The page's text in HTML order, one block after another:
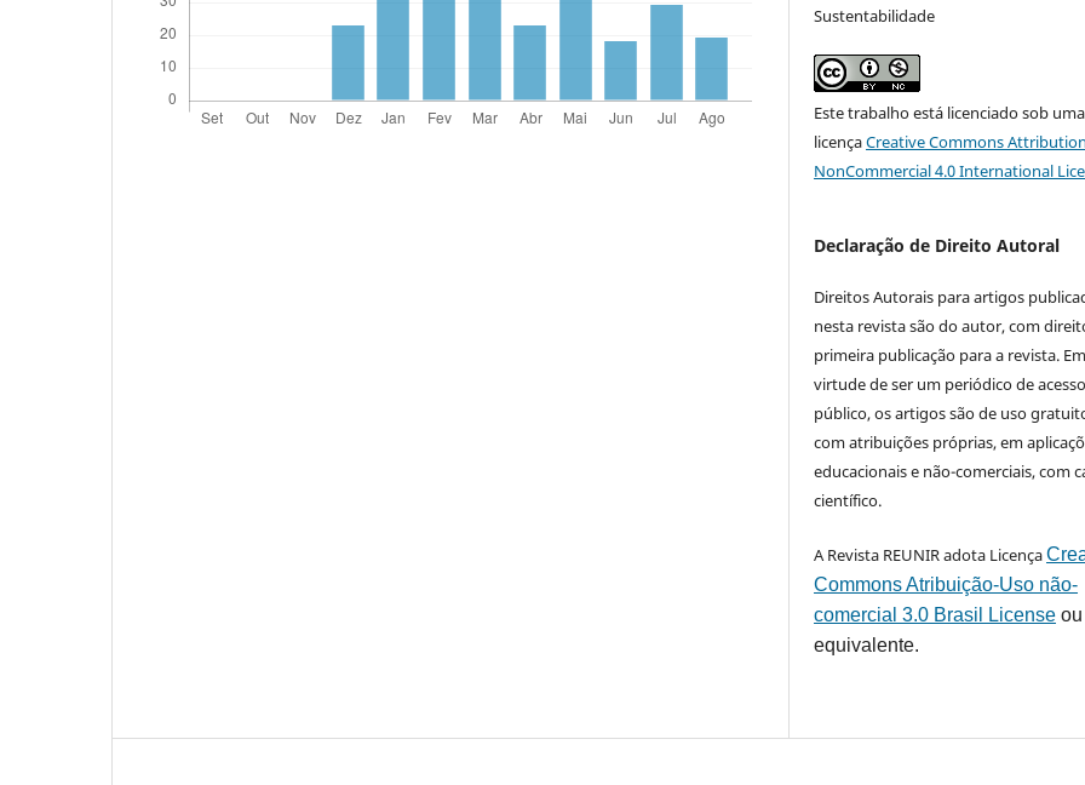
Sustentabilidade
Este trabalho está licenciado sob uma
licençaCreative Commons
NonCommercial 4.0 International
Declaração de Direito Autoral
Direitos Autorais para artigos
nesta revista são do autor, com
primeira publicação para a revista. Em
virtude de ser um periódico de acesso
público, os artigos são de uso
com atribuições próprias, em
educacionais e não-comerciais, com
científico.
A Revista REUNIR adota Licença
Commons Atribuição-Uso não-
comercial 3.0 Brasil License
equivalente.